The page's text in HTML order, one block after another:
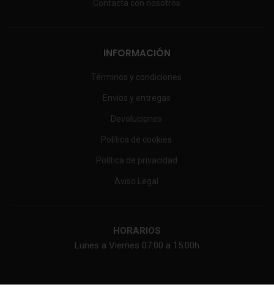
Contacta con nosotros
INFORMACIÓN
Términos y condiciones
Envíos y entregas
Devoluciones
Política de cookies
Política de privacidad
Aviso Legal
HORARIOS
Lunes a Viernes 07:00 a 15:00h